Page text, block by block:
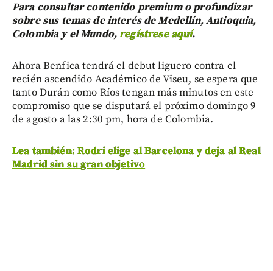
Para consultar contenido premium o profundizar
sobre sus temas de interés de Medellín, Antioquia,
Colombia y el Mundo,regístrese aquí.
Ahora Benfica tendrá el debut liguero contra el
recién ascendido Académico de Viseu, se espera que
tanto Durán como Ríos tengan más minutos en este
compromiso que se disputará el próximo domingo 9
de agosto a las 2:30 pm, hora de Colombia.
Lea también: Rodri elige al Barcelona y deja al Real
Madrid sin su gran objetivo